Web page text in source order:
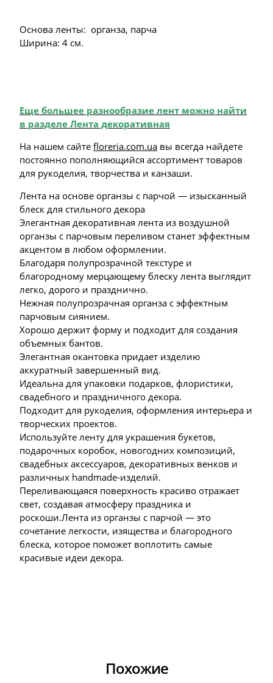
Основа ленты: органза, парча
Ширина: 4 см.
Еще большее разнообразие лент можно найти
в разделе Лента декоративная
На нашем сайте floreria.com.ua вы всегда найдете
постоянно пополняющийся ассортимент товаров
для рукоделия, творчества и канзаши.
Лента на основе органзы с парчой — изысканный
блеск для стильного декора
Элегантная декоративная лента из воздушной
органзы с парчовым переливом станет эффектным
акцентом в любом оформлении.
Благодаря полупрозрачной текстуре и
благородному мерцающему блеску лента выглядит
легко, дорого и празднично.
Нежная полупрозрачная органза с эффектным
парчовым сиянием.
Хорошо держит форму и подходит для создания
объемных бантов.
Элегантная окантовка придает изделию
аккуратный завершенный вид.
Идеальна для упаковки подарков, флористики,
свадебного и праздничного декора.
Подходит для рукоделия, оформления интерьера и
творческих проектов.
Используйте ленту для украшения букетов,
подарочных коробок, новогодних композиций,
свадебных аксессуаров, декоративных венков и
различных handmade-изделий.
Переливающаяся поверхность красиво отражает
свет, создавая атмосферу праздника и
роскоши.Лента из органзы с парчой — это
сочетание легкости, изящества и благородного
блеска, которое поможет воплотить самые
красивые идеи декора.
Похожие